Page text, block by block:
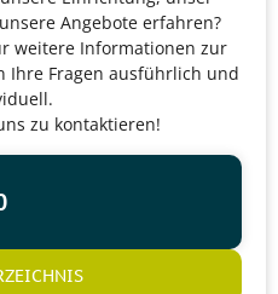
Angebote erfahren?
weitere Informationen zur
Ihre Fragen ausführlich und
zu kontaktieren!